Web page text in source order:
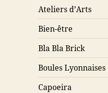
Ateliers d’Arts
Bien-être
Bla Bla Brick
Boules Lyonnaises
Capoeira